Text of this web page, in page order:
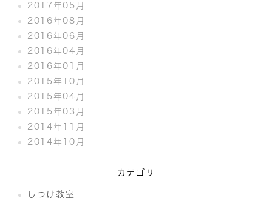
2017年05月
2016年08月
2016年06月
2016年04月
2016年01月
2015年10月
2015年04月
2015年03月
2014年11月
2014年10月
カテゴリ
しつけ教室